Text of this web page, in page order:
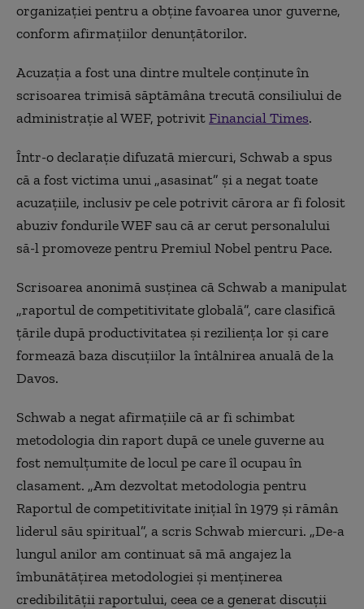
organizației pentru a obține favoarea unor guverne,
conform afirmațiilor denunțătorilor.
Acuzația a fost una dintre multele conținute în
scrisoarea trimisă săptămâna trecută consiliului de
administrație al WEF, potrivitFinancial Times.
Într-o declarație difuzată miercuri, Schwab a spus
că a fost victima unui „asasinat” și a negat toate
acuzațiile, inclusiv pe cele potrivit cărora ar fi folosit
abuziv fondurile WEF sau că ar cerut personalului
să-l promoveze pentru Premiul Nobel pentru Pace.
Scrisoarea anonimă susținea că Schwab a manipulat
„raportul de competitivitate globală”, care clasifică
țările după productivitatea și reziliența lor și care
formează baza discuțiilor la întâlnirea anuală de la
Davos.
Schwab a negat afirmațiile că ar fi schimbat
metodologia din raport după ce unele guverne au
fost nemulțumite de locul pe care îl ocupau în
clasament. „Am dezvoltat metodologia pentru
Raportul de competitivitate inițial în 1979 și rămân
liderul său spiritual”, a scris Schwab miercuri. „De-a
lungul anilor am continuat să mă angajez la
îmbunătățirea metodologiei și menținerea
credibilității raportului, ceea ce a generat discuții